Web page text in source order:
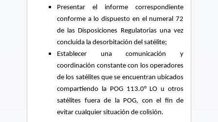
Presentar el informe correspondiente
conforme a lo dispuesto en el numeral 72
de las Disposiciones Regulatorias una vez
concluida la desorbitación del satélite;
Establecer una comunicación y
coordinación constante con los operadores
de los satélites que se encuentran ubicados
compartiendo la POG 113.0° LO u otros
satélites fuera de la POG, con el fin de
evitar cualquier situación de colisión.